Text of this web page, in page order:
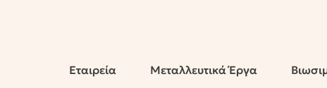
Εταιρεία Μεταλλευτικά Έργα